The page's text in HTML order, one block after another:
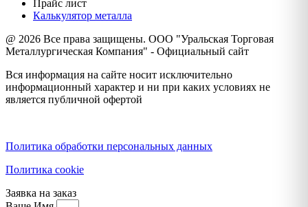
Прайс лист
Калькулятор металла
@ 2026 Все права защищены. ООО "Уральская Торговая
Металлургическая Компания" - Официальный сайт
Вся информация на сайте носит исключительно
информационный характер и ни при каких условиях не
является публичной офертой
Политика обработки персональных данных
Политика cookie
Заявка на заказ